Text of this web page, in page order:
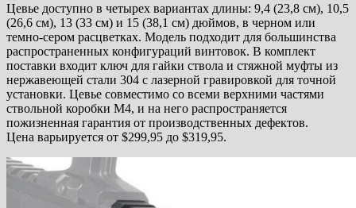
Цевье доступно в четырех вариантах длины: 9,4 (23,8 см), 10,5
(26,6 см), 13 (33 см) и 15 (38,1 см) дюймов, в черном или
темно-сером расцветках. Модель подходит для большинства
распространенных конфигураций винтовок. В комплект
поставки входит ключ для гайки ствола и стяжной муфты из
нержавеющей стали 304 с лазерной гравировкой для точной
установки. Цевье совместимо со всеми верхними частями
ствольной коробки M4, и на него распространяется
пожизненная гарантия от производственных дефектов.
Цена варьируется от $299,95 до $319,95.